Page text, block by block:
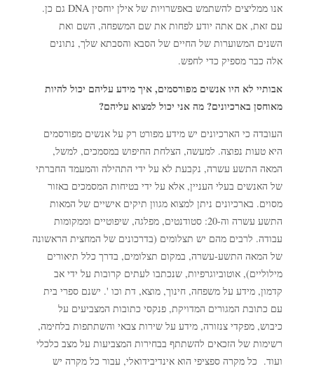
אנו ממליצים להשתמש באפשרויות של אילן יוחסין DNA גם כן.
עם זאת, אם אתה יודע לפחות את שם המשפחה, השם ואת
השנים המשוערות של החיים של הסבא והסבתא שלך, נתונים
אלה כבר מספיק כדי לחפש.
אבותיי לא היו אנשים מפורסמים, איך מידע עליהם יכול להיות
מאוחסן בארכיונים? מה אני יכול למצוא עליהם?
העובדה כי הארכיונים יש מידע מפורט רק על אנשים מפורסמים
היא טעות נפוצה. למעשה, הצלחת החיפוש במסמכים, למשל,
המאה התשע עשרה, נקבעת לא על ידי התהילה והמעמד החברתי
של האנשים בעלי העניין, אלא על ידי בטיחות המסמכים באזור
מסוים. בארכיונים ניתן למצוא מגוון תיקים אישיים של המאות
התשע עשרה וה-20: סטודנטים, מפלגה, שיפוטיים וממקומות
עבודה. לרבים מהם יש תצלומים (בדרכונים של המחצית הראשונה
של המאה התשע-עשרה, במקום תצלומים, בדרך כלל תיאורים
מילוליים), אוטוביוגרפיות, שנכתבו לעתים קרובות על ידי אב
קדמון, מידע על משפחה, חינוך, מוצא, דת וכו '. ישנם ספרי בית
עם כתובת המגורים המדויקת, פנקסי כתובות המצביעים על
כיבוש, מפקדי צנזורה, מידע על שירות צבאי והשתתפות בלחימה,
רשימות של הזכאים להשתתף בבחירות המצביעות על מצב כלכלי
ועוד. כל מקרה ספציפי הוא אינדיבידואלי, עבור כל מקרה יש